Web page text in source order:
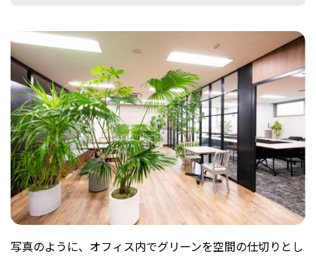
写真のように、オフィス内でグリーンを空間の仕切りとし